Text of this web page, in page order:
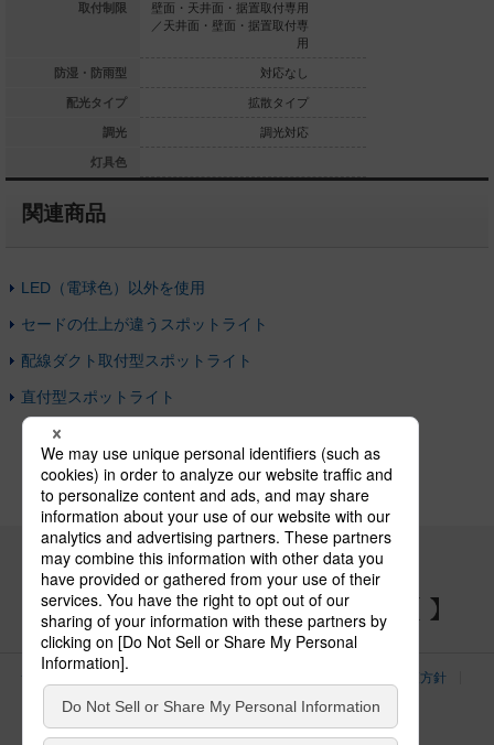
取付制限
防湿・防雨型
配光タイプ
調光
灯具色
据置取付専用
対応なし
集光タイプ
壁面・天井面・据置取付専用
／天井面・壁面・据置取付専
用
対応なし
拡散タイプ
調光対応
関連商品
LED（電球色）以外を使用
セードの仕上が違うスポットライト
配線ダクト取付型スポットライト
直付型スポットライト
パナソニックの電気設備 SNSアカウント
サイトのご利用にあたって
個人情報保護方針
パナソニック ホールディングス
Area/Country